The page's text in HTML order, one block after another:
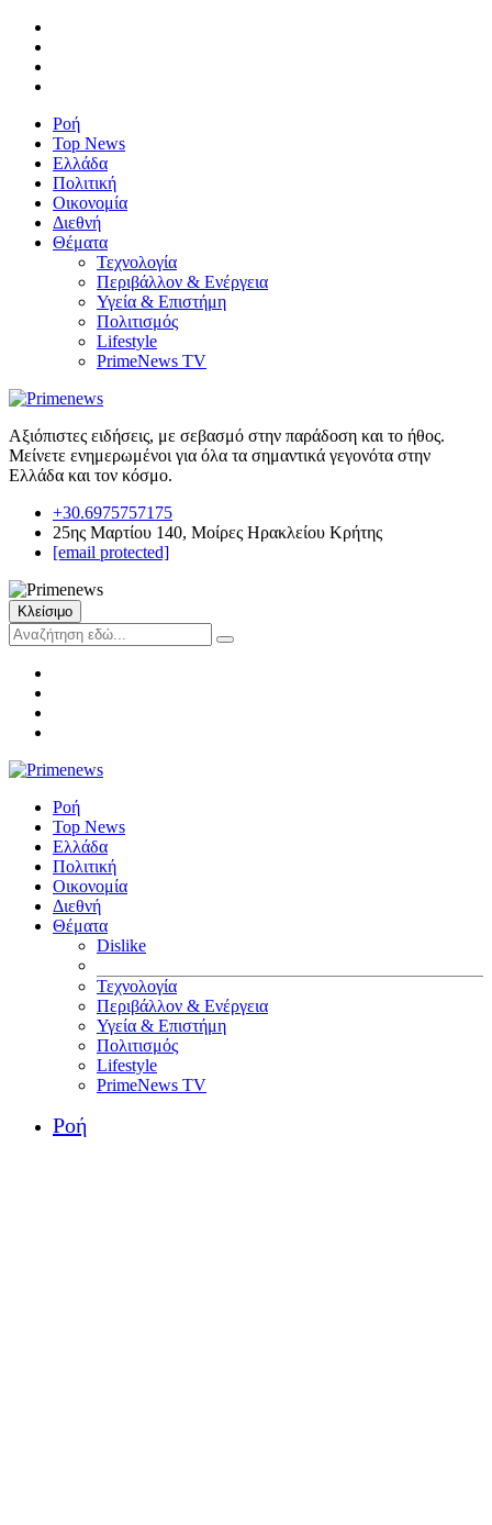
Ροή
Top News
Ελλάδα
Πολιτική
Οικονομία
Διεθνή
Θέματα
Τεχνολογία
Περιβάλλον & Ενέργεια
Υγεία & Επιστήμη
Πολιτισμός
Lifestyle
PrimeNews TV
Αξιόπιστες ειδήσεις, με σεβασμό στην παράδοση και το ήθος.
Μείνετε ενημερωμένοι για όλα τα σημαντικά γεγονότα στην
Ελλάδα και τον κόσμο.
+30.6975757175
25ης Μαρτίου 140, Μοίρες Ηρακλείου Κρήτης
[email protected]
Κλείσιμο
Ροή
Top News
Ελλάδα
Πολιτική
Οικονομία
Διεθνή
Θέματα
Dislike
Τεχνολογία
Περιβάλλον & Ενέργεια
Υγεία & Επιστήμη
Πολιτισμός
Lifestyle
PrimeNews TV
Ροή